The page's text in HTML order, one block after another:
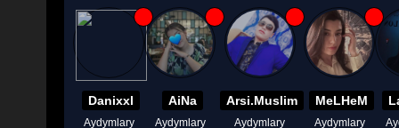
Danixxl
Aydymlary
AiNa
Aydymlary
Arsi.Muslim
Aydymlary
MeLHeM
Aydymlary